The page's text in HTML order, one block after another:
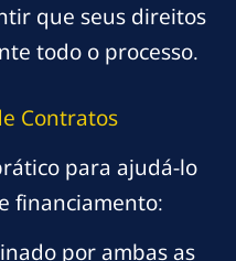
que seus direitos
todo o processo.
Contratos
para ajudá-lo
financiamento:
por ambas as